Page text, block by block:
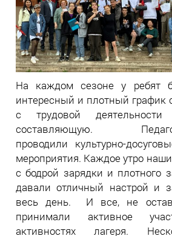
На каждом сезоне у ребят
интересный и плотный график
с трудовой
составляющую.
проводили культурно-
мероприятия. Каждое утро
с бодрой зарядки и плотного
давали отличный настрой и
весь день. И все, не
принимали активное
активностях лагеря.